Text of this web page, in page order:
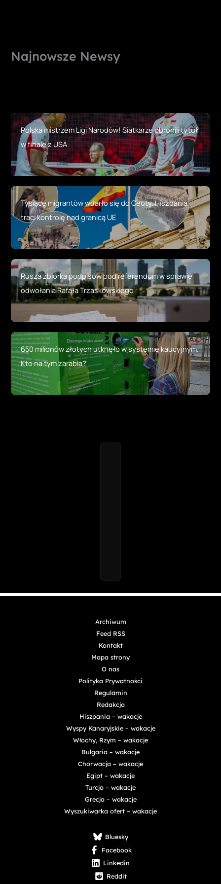
Najnowsze Newsy
Polska mistrzem Ligi Narodów! Siatkarze obronili tytuł
w finale z USA
Tysiące migrantów wdarło się do Ceuty. Hiszpania
traci kontrolę nad granicą UE
Rusza zbiórka podpisów pod referendum w sprawie
odwołania Rafała Trzaskowskiego
650 milionów złotych utknęło w systemie kaucyjnym.
Kto na tym zarabia?
Archiwum
Feed RSS
Kontakt
Mapa strony
O nas
Polityka Prywatności
Regulamin
Redakcja
Hiszpania – wakacje
Wyspy Kanaryjskie – wakacje
Włochy, Rzym – wakacje
Bułgaria – wakacje
Chorwacja – wakacje
Egipt – wakacje
Turcja – wakacje
Grecja – wakacje
Wyszukiwarka ofert – wakacje
Bluesky
Facebook
Linkedin
Reddit